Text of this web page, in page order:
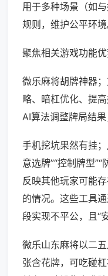
用于多种场景（如
规则，维护公平环境
聚焦相关游戏功能优
微乐麻将胡牌神器
略、暗杠优化、提
AI算法调整牌局结果
手机挖坑果然有挂
意选牌”“控制牌型
反映其他玩家可能
的情况。这些工具
段实现不平公，且“
微乐山东麻将以二
张含花牌，可吃碰